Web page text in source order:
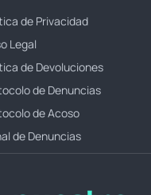
de Privacidad
Legal
de Devoluciones
de Denuncias
de Acoso
de Denuncias